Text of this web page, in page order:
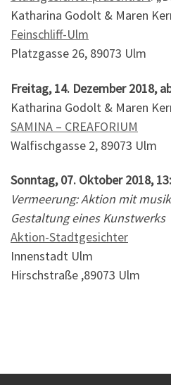
Katharina Godolt & Maren
Feinschliff-Ulm
Platzgasse 26, 89073 Ulm
​Freitag, 14. Dezember 2018,
Katharina Godolt & Maren
SAMINA – CREAFORIUM
Walfischgasse 2, 89073 Ulm​
Sonntag, 07. Oktober 2018,
Vermeerung: Aktion mit
Gestaltung eines Kunstwerks
Aktion-Stadtgesichter
Innenstadt Ulm
Hirschstraße ,89073 Ulm